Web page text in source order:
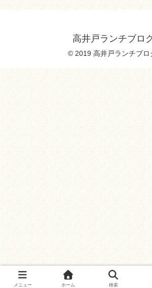
高井戸ランチブロ
© 2019 高井戸ランチブロ
メニュー ホーム 検索